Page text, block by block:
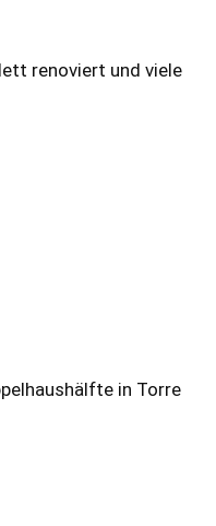
renoviert und viele
in Torre